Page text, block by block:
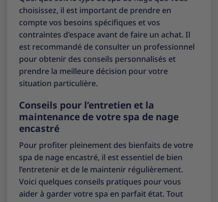
choisissez, il est important de prendre en
compte vos besoins spécifiques et vos
contraintes d’espace avant de faire un achat. Il
est recommandé de consulter un professionnel
pour obtenir des conseils personnalisés et
prendre la meilleure décision pour votre
situation particulière.
Conseils pour l’entretien et la
maintenance de votre spa de nage
encastré
Pour profiter pleinement des bienfaits de votre
spa de nage encastré, il est essentiel de bien
l’entretenir et de le maintenir régulièrement.
Voici quelques conseils pratiques pour vous
aider à garder votre spa en parfait état. Tout